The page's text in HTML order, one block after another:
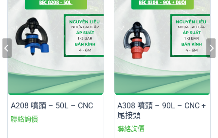
A208 噴頭 – 50L – CNC
A308 噴頭 – 90L – CNC +
尾接頭